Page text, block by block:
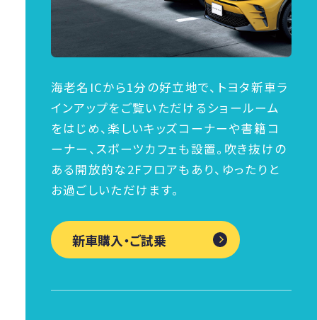
海老名ICから1分の好立地で、トヨタ新車ラ
インアップをご覧いただけるショールーム
をはじめ、楽しいキッズコーナーや書籍コ
ーナー、スポーツカフェも設置。吹き抜けの
ある開放的な2Fフロアもあり、ゆったりと
お過ごしいただけます。
新車購入・ご試乗